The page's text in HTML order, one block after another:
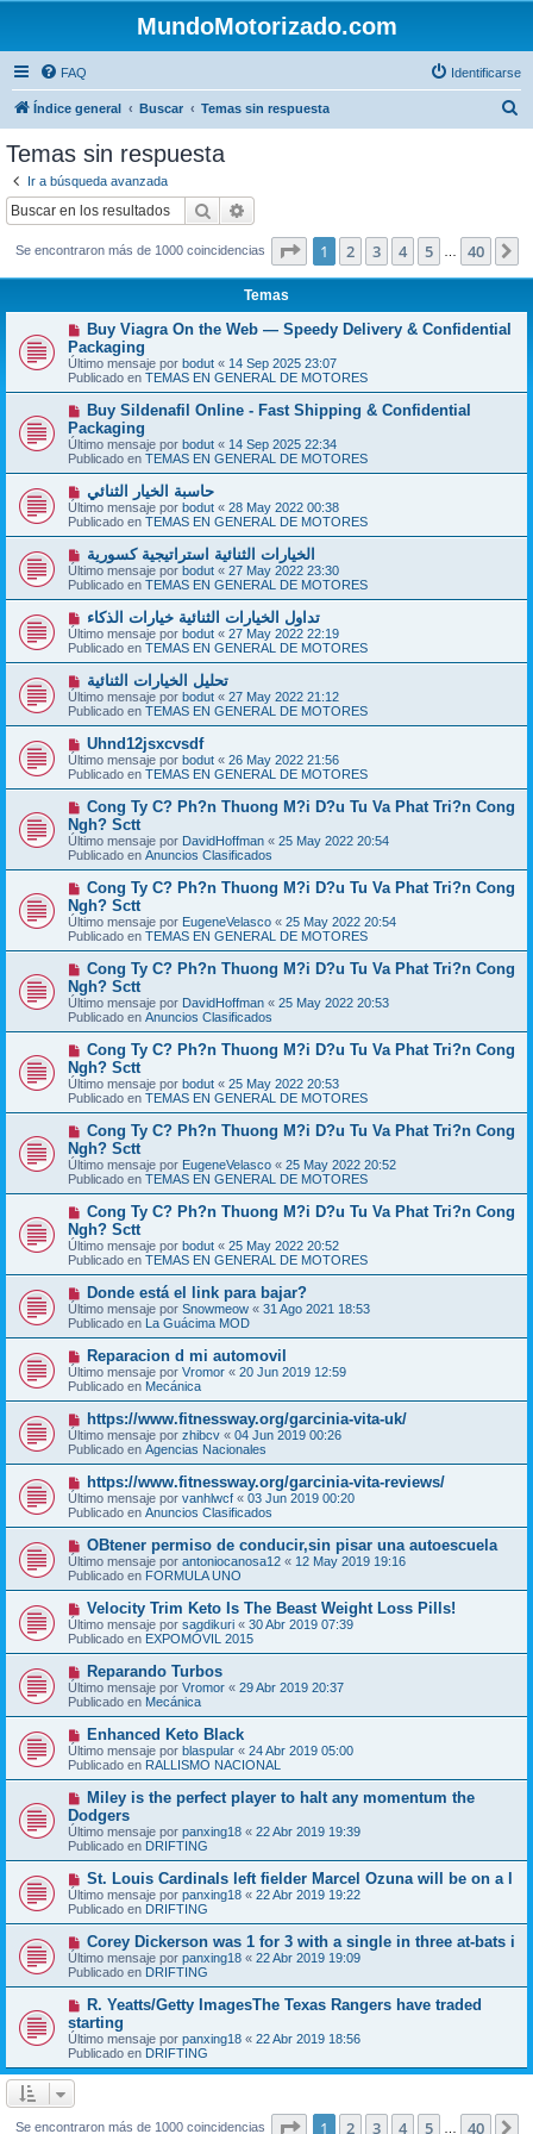
MundoMotorizado.com
FAQ Identificarse
Índice general Buscar Temas sin respuesta
Temas sin respuesta
Ir a búsqueda avanzada
Buscar
Se encontraron más de 1000 coincidencias Página de 40
1 2 3 4 5 40
Temas
N
e
v
o
m
n
s
a
Buy Viagra On the Web — Speedy Delivery & Confidential
Packaging
Último mensaje por bodut « 14 Sep 2025 23:07
Publicado en TEMAS EN GENERAL DE MOTORES
N
e
v
o
m
e
n
s
a
e
Buy Sildenafil Online - Fast Shipping & Confidential
Packaging
Último mensaje por bodut « 14 Sep 2025 22:34
Publicado en TEMAS EN GENERAL DE MOTORES
u
e
v
m
e
n
s
a
j
e
حاسبة الخيار الثنائي
Último mensaje por bodut « 28 May 2022 00:38
Publicado en TEMAS EN GENERAL DE MOTORES
N
u
e
v
m
e
n
s
a
j
e
الخيارات الثنائية استراتيجية كسورية
Último mensaje por bodut « 27 May 2022 23:30
Publicado en TEMAS EN GENERAL DE MOTORES
N
u
e
v
m
e
n
s
a
j
e
تداول الخيارات الثنائية خيارات الذكاء
Último mensaje por bodut « 27 May 2022 22:19
Publicado en TEMAS EN GENERAL DE MOTORES
N
u
e
v
o
m
e
n
s
a
j
e
تحليل الخيارات الثنائية
Último mensaje por bodut « 27 May 2022 21:12
Publicado en TEMAS EN GENERAL DE MOTORES
N
u
e
v
m
e
n
s
a
Uhnd12jsxcvsdf
Último mensaje por bodut « 26 May 2022 21:56
Publicado en TEMAS EN GENERAL DE MOTORES
N
e
v
o
m
e
n
s
a
e
Cong Ty C? Ph?n Thuong M?i D?u Tu Va Phat Tri?n Cong
Ngh? Sctt
Último mensaje por DavidHoffman « 25 May 2022 20:54
Publicado en Anuncios Clasificados
N
e
v
o
m
e
n
s
a
e
Cong Ty C? Ph?n Thuong M?i D?u Tu Va Phat Tri?n Cong
Ngh? Sctt
Último mensaje por EugeneVelasco « 25 May 2022 20:54
Publicado en TEMAS EN GENERAL DE MOTORES
N
e
v
o
m
e
n
s
a
e
Cong Ty C? Ph?n Thuong M?i D?u Tu Va Phat Tri?n Cong
Ngh? Sctt
Último mensaje por DavidHoffman « 25 May 2022 20:53
Publicado en Anuncios Clasificados
N
e
v
o
m
e
n
s
a
e
Cong Ty C? Ph?n Thuong M?i D?u Tu Va Phat Tri?n Cong
Ngh? Sctt
Último mensaje por bodut « 25 May 2022 20:53
Publicado en TEMAS EN GENERAL DE MOTORES
N
e
v
o
m
e
n
s
a
e
Cong Ty C? Ph?n Thuong M?i D?u Tu Va Phat Tri?n Cong
Ngh? Sctt
Último mensaje por EugeneVelasco « 25 May 2022 20:52
Publicado en TEMAS EN GENERAL DE MOTORES
N
e
v
o
m
n
s
a
e
Cong Ty C? Ph?n Thuong M?i D?u Tu Va Phat Tri?n Cong
Ngh? Sctt
Último mensaje por bodut « 25 May 2022 20:52
Publicado en TEMAS EN GENERAL DE MOTORES
N
u
e
v
o
m
e
n
s
j
e
Donde está el link para bajar?
Último mensaje por Snowmeow « 31 Ago 2021 18:53
Publicado en La Guácima MOD
N
u
e
v
o
m
e
n
s
j
e
Reparacion d mi automovil
Último mensaje por Vromor « 20 Jun 2019 12:59
Publicado en Mecánica
N
u
e
v
o
m
e
n
s
a
j
e
https://www.fitnessway.org/garcinia-vita-uk/
Último mensaje por zhibcv « 04 Jun 2019 00:26
Publicado en Agencias Nacionales
N
u
e
v
m
e
n
s
a
j
e
https://www.fitnessway.org/garcinia-vita-reviews/
Último mensaje por vanhlwcf « 03 Jun 2019 00:20
Publicado en Anuncios Clasificados
N
u
e
v
o
m
e
n
s
j
e
OBtener permiso de conducir,sin pisar una autoescuela
Último mensaje por antoniocanosa12 « 12 May 2019 19:16
Publicado en FORMULA UNO
N
u
e
v
o
m
e
n
s
j
e
Velocity Trim Keto Is The Beast Weight Loss Pills!
Último mensaje por sagdikuri « 30 Abr 2019 07:39
Publicado en EXPOMÓVIL 2015
N
u
e
v
o
m
e
n
s
j
e
Reparando Turbos
Último mensaje por Vromor « 29 Abr 2019 20:37
Publicado en Mecánica
N
u
e
v
o
m
e
n
s
a
e
Enhanced Keto Black
Último mensaje por blaspular « 24 Abr 2019 05:00
Publicado en RALLISMO NACIONAL
N
e
v
o
m
e
n
s
a
e
Miley is the perfect player to halt any momentum the
Dodgers
Último mensaje por panxing18 « 22 Abr 2019 19:39
Publicado en DRIFTING
N
u
e
v
m
e
n
s
j
e
St. Louis Cardinals left fielder Marcel Ozuna will be on a l
Último mensaje por panxing18 « 22 Abr 2019 19:22
Publicado en DRIFTING
N
u
e
v
o
m
e
n
s
a
Corey Dickerson was 1 for 3 with a single in three at-bats i
Último mensaje por panxing18 « 22 Abr 2019 19:09
Publicado en DRIFTING
N
e
v
o
m
a
R. Yeatts/Getty ImagesThe Texas Rangers have traded
starting
Último mensaje por panxing18 « 22 Abr 2019 18:56
Publicado en DRIFTING
Se encontraron más de 1000 coincidencias Página de 40
1 2 3 4 5 40